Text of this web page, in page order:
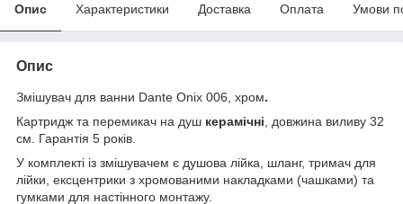
Опис Характеристики Доставка Оплата Умови
Опис
Змішувач для ванни Dante Onix 006, хром.
Картридж та перемикач на душ керамічні , довжина виливу 32
см. Гарантія 5 років.
У комплекті із змішувачем є душова лійка, шланг, тримач для
лійки, ексцентрики з хромованими накладками (чашками) та
гумками для настінного монтажу.